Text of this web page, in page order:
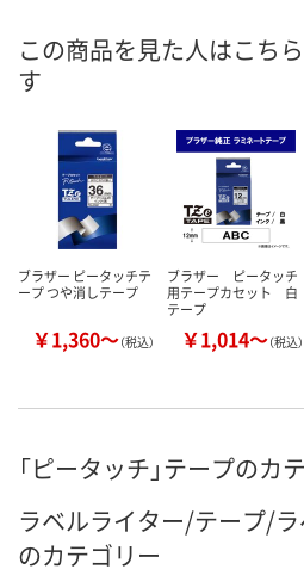
お届け日
数量
カゴへ
数量
この商品を見た人はこち
す
ブラザー ピータッチテ
ープ つや消しテープ
￥1,360～（税込）
ブラザー ピータッチ
用テープカセット 白
テープ
￥1,014～（税込）
「ピータッチ」テープのカ
ラベルライター/テープ/
のカテゴリー